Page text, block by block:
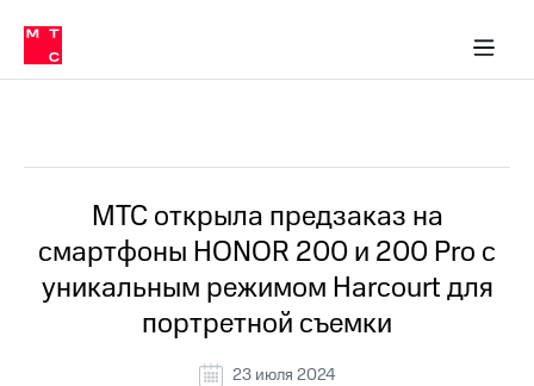
Медиа-центр
и акционерам
Устойчивое развитие
Комплаенс и деловая этика
компании
Карьера
История
компании
Руководство
региона
в МТС
Пресс-
релизы
МТС
о технологиях
МТС открыла предзаказ на
смартфоны HONOR 200 и 200 Pro c
уникальным режимом Harcourt для
портретной съемки
23 июля 2024